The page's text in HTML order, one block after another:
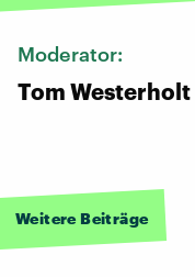
Moderator:
Tom Westerholt
Weitere Beiträge